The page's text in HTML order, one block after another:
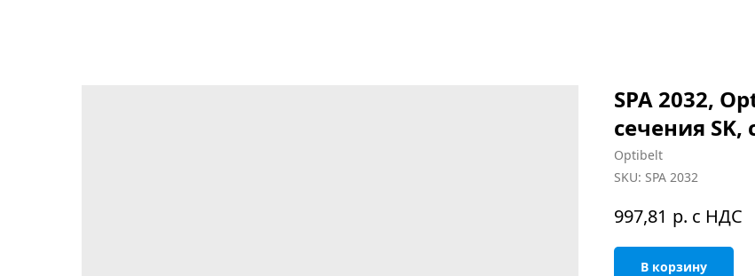
SPA 2032,
сечения SK,
Optibelt
SKU: SPA 2032
997,81 р. с НДС
В корзину